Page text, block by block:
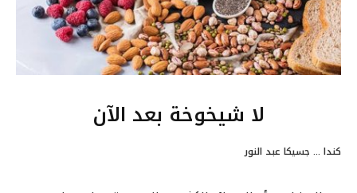
لا شيخوخة بعد الآن
كندا … جسيكا عبد النور